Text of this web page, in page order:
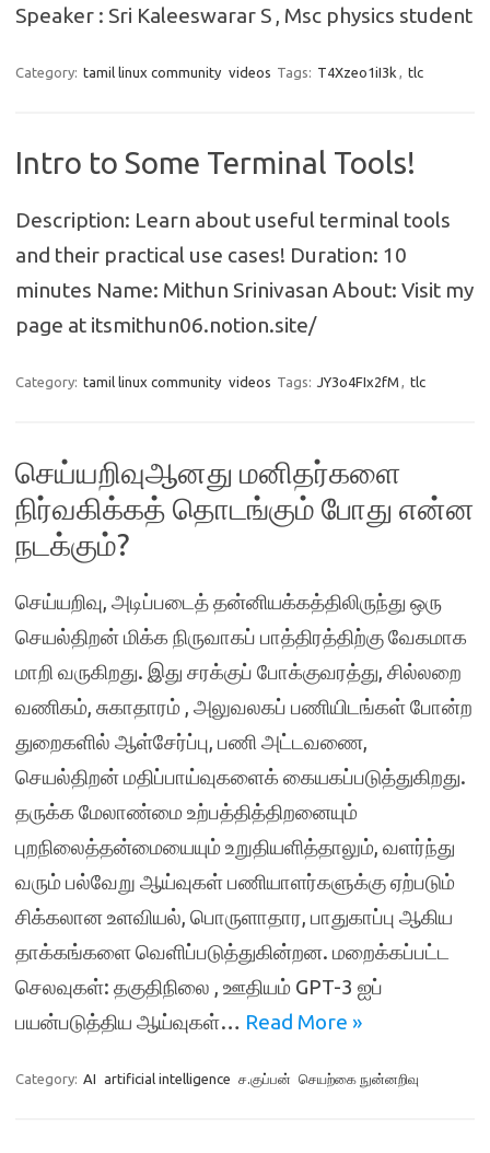
Speaker : Sri Kaleeswarar S , Msc physics student
Category: tamil linux community videos Tags: T4Xzeo1iI3k , tlc
Intro to Some Terminal Tools!
Description: Learn about useful terminal tools
and their practical use cases! Duration: 10
minutes Name: Mithun Srinivasan About: Visit my
page at itsmithun06.notion.site/
Category: tamil linux community videos Tags: JY3o4FIx2fM , tlc
செய்யறிவுஆனது மனிதர்களை
நிர்வகிக்கத் தொடங்கும் போது என்ன
நடக்கும்?
செய்யறிவு, அடிப்படைத் தன்னியக்கத்திலிருந்து ஒரு
செயல்திறன் மிக்க நிருவாகப் பாத்திரத்திற்கு வேகமாக
மாறி வருகிறது. இது சரக்குப் போக்குவரத்து, சில்லறை
வணிகம், சுகாதாரம் , அலுவலகப் பணியிடங்கள் போன்ற
துறைகளில் ஆள்சேர்ப்பு, பணி அட்டவணை,
செயல்திறன் மதிப்பாய்வுகளைக் கையகப்படுத்துகிறது.
தருக்க மேலாண்மை உற்பத்தித்திறனையும்
புறநிலைத்தன்மையையும் உறுதியளித்தாலும், வளர்ந்து
வரும் பல்வேறு ஆய்வுகள் பணியாளர்களுக்கு ஏற்படும்
சிக்கலான உளவியல், பொருளாதார, பாதுகாப்பு ஆகிய
தாக்கங்களை வெளிப்படுத்துகின்றன. மறைக்கப்பட்ட
செலவுகள்: தகுதிநிலை , ஊதியம் GPT-3 ஐப்
பயன்படுத்திய ஆய்வுகள்… Read More »
Category: AI artificial intelligence ச.குப்பன் செயற்கை நுன்னறிவு